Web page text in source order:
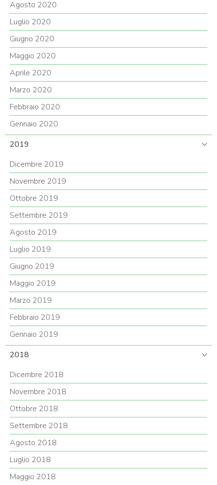
Agosto 2020
Luglio 2020
Giugno 2020
Maggio 2020
Aprile 2020
Marzo 2020
Febbraio 2020
Gennaio 2020
2019
Dicembre 2019
Novembre 2019
Ottobre 2019
Settembre 2019
Agosto 2019
Luglio 2019
Giugno 2019
Maggio 2019
Marzo 2019
Febbraio 2019
Gennaio 2019
2018
Dicembre 2018
Novembre 2018
Ottobre 2018
Settembre 2018
Agosto 2018
Luglio 2018
Maggio 2018